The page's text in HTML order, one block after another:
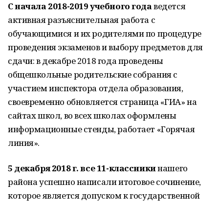
С начала 2018-2019 учебного годаведется
активная разъяснительная работа с
обучающимися и их родителями по процедуре
проведения экзаменов и выбору предметов для
сдачи: в декабре 2018 года проведены
общешкольные родительские собрания с
участием инспектора отдела образования,
своевременно обновляется страница «ГИА» на
сайтах школ, во всех школах оформлены
информационные стенды, работает «Горячая
линия».
5 декабря 2018 г. все 11-классникинашего
района успешно написали итоговое сочинение,
которое является допуском к государственной